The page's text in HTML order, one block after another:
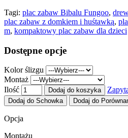
Tagi: plac zabaw Bibalu Fungoo,
plac zabaw z domkiem i huśtawką,
m, kompaktowy plac zabaw dla dzieci
Dostępne opcje
Kolor ślizgu
Montaż
Ilość
Dodaj do koszyka
Dodaj do Schowka Dodaj do
Opcja
Montażu